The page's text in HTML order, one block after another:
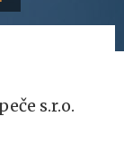
s.r.o.